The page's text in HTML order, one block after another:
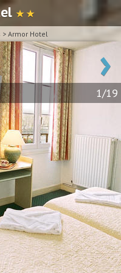
★ ★
> Armor Hotel
›
1/19